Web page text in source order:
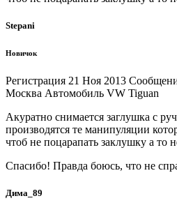
Stepani
Новичок
Регистрация 21 Ноя 2013
Москва Автомобиль VW Tiguan
Акуратно снимается заглушка с
производятся те манипуляции
чтоб не поцарапать заклушку а то
Спасибо! Правда боюсь, что не
Дима_89